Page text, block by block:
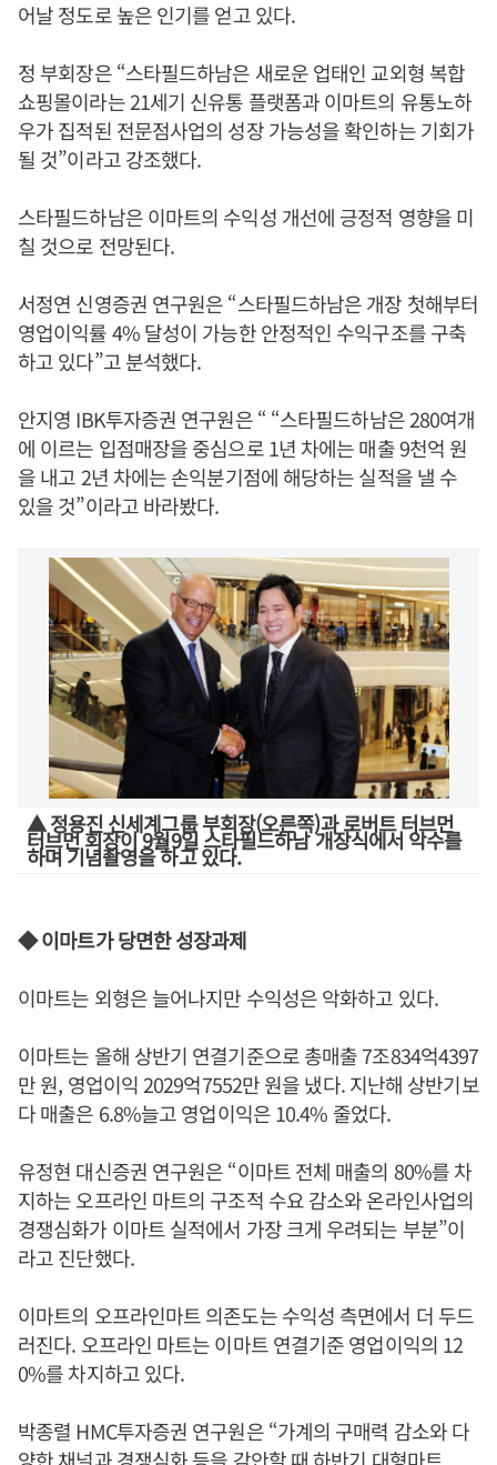
어날 정도로 높은 인기를 얻고 있다.
정 부회장은 “스타필드하남은 새로운 업태인 교외형 복합
쇼핑몰이라는 21세기 신유통 플랫폼과 이마트의 유통노하
우가 집적된 전문점사업의 성장 가능성을 확인하는 기회가
될 것”이라고 강조했다.
스타필드하남은 이마트의 수익성 개선에 긍정적 영향을 미
칠 것으로 전망된다.
서정연 신영증권 연구원은 “스타필드하남은 개장 첫해부터
영업이익률 4% 달성이 가능한 안정적인 수익구조를 구축
하고 있다”고 분석했다.
안지영 IBK투자증권 연구원은 “ “스타필드하남은 280여개
에 이르는 입점매장을 중심으로 1년 차에는 매출 9천억 원
을 내고 2년 차에는 손익분기점에 해당하는 실적을 낼 수
있을 것”이라고 바라봤다.
▲ 정용진 신세계그룹 부회장(오른쪽)과 로버트 터브먼
터브먼 회장이 9월9일 스타필드하남 개장식에서 악수를
하며 기념촬영을 하고 있다.
◆ 이마트가 당면한 성장과제
이마트는 외형은 늘어나지만 수익성은 악화하고 있다.
이마트는 올해 상반기 연결기준으로 총매출 7조834억4397
만 원, 영업이익 2029억7552만 원을 냈다. 지난해 상반기보
다 매출은 6.8%늘고 영업이익은 10.4% 줄었다.
유정현 대신증권 연구원은 “이마트 전체 매출의 80%를 차
지하는 오프라인 마트의 구조적 수요 감소와 온라인사업의
경쟁심화가 이마트 실적에서 가장 크게 우려되는 부분”이
라고 진단했다.
이마트의 오프라인마트 의존도는 수익성 측면에서 더 두드
러진다. 오프라인 마트는 이마트 연결기준 영업이익의 12
0%를 차지하고 있다.
박종렬 HMC투자증권 연구원은 “가계의 구매력 감소와 다